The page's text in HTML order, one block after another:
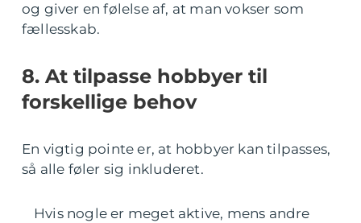
og giver en følelse af, at man vokser som
fællesskab.
8. At tilpasse hobbyer til
forskellige behov
En vigtig pointe er, at hobbyer kan tilpasses,
så alle føler sig inkluderet.
Hvis nogle er meget aktive, mens andre